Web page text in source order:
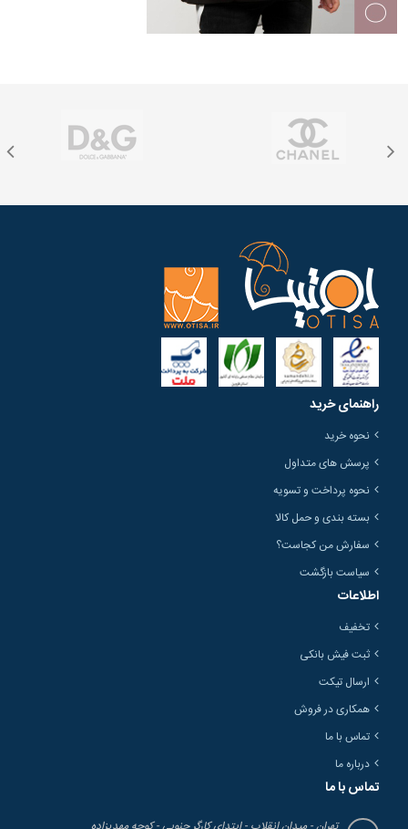
راهنمای خرید
نحوه خرید
پرسش های متداول
نحوه پرداخت و تسویه
بسته بندی و حمل کالا
سفارش من کجاست؟
سیاست بازگشت
اطلاعات
تخفیف
ثبت فیش بانکی
ارسال تیکت
همکاری در فروش
تماس با ما
درباره ما
تماس با ما